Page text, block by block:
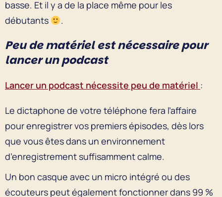
basse. Et il y a de la place même pour les
débutants
.
Peu de matériel est nécessaire pour
lancer un podcast
Lancer un podcast nécessite peu de matériel :
Le dictaphone de votre téléphone fera l’affaire
pour enregistrer vos premiers épisodes, dès lors
que vous êtes dans un environnement
d’enregistrement suffisamment calme.
Un bon casque avec un micro intégré ou des
écouteurs peut également fonctionner dans 99 %